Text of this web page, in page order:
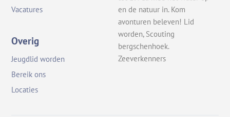
Vacatures
Overig
Jeugdlid worden
Bereik ons
Locaties
en de natuur in. Kom
avonturen beleven! Lid
worden, Scouting
bergschenhoek.
Zeeverkenners